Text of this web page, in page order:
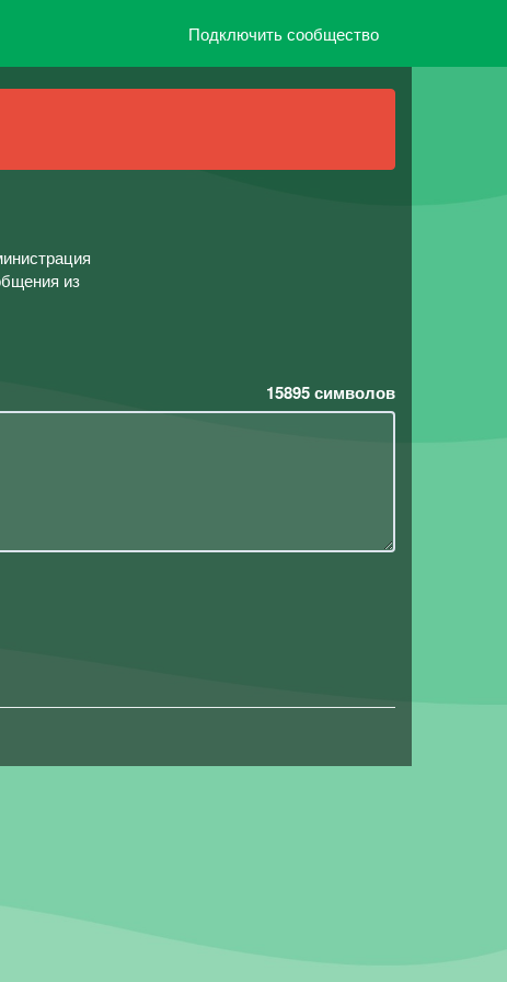
Подключить сообщество
из
15895символов